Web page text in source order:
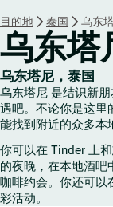
目的地 泰国 乌东
乌东塔
乌东塔尼，泰国
乌东塔尼 是结识新
遇吧。不论你是这里
能找到附近的众多本
你可以在 Tinder 上
的夜晚，在本地酒吧
咖啡约会。你还可以
彩活动。